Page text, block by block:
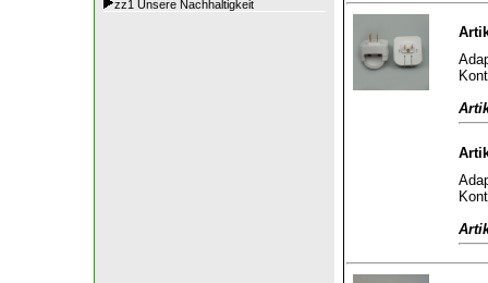
zz1 Unsere Nachhaltigkeit